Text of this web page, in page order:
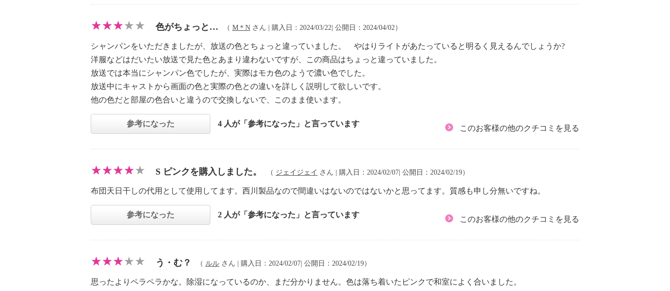
色がちょっと… （ M＊N さん | 購入日：2024/03/22| 公開日：2024/04/02）
シャンパンをいただきましたが、放送の色とちょっと違っていました。 やはりライトがあたっていると明るく見えるんでしょうか?
洋服などはだいたい放送で見た色とあまり違わないですが、この商品はちょっと違っていました。
放送では本当にシャンパン色でしたが、実際はモカ色のようで濃い色でした。
放送中にキャストから画面の色と実際の色との違いを詳しく説明して欲しいです。
他の色だと部屋の色合いと違うので交換しないで、このまま使います。
参考になった 4 人が「参考になった」と言っています
このお客様の他のクチコミを見る
S ピンクを購入しました。 （ ジェイジェイ さん | 購入日：2024/02/07| 公開日：2024/02/19）
布団天日干しの代用として使用してます。西川製品なので間違いはないのではないかと思ってます。質感も申し分無いですね。
参考になった 2 人が「参考になった」と言っています
このお客様の他のクチコミを見る
う・む？ （ ルル さん | 購入日：2024/02/07| 公開日：2024/02/19）
思ったよりペラペラかな。除湿になっているのか、まだ分かりません。色は落ち着いたピンクで和室によく合いました。